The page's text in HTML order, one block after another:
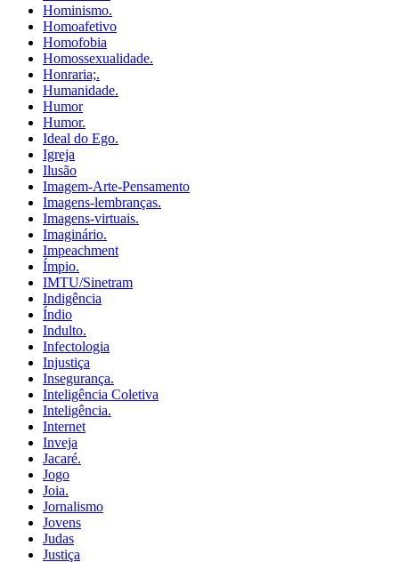
Hominismo.
Homoafetivo
Homofobia
Homossexualidade.
Honraria;.
Humanidade.
Humor
Humor.
Ideal do Ego.
Igreja
Ilusão
Imagem-Arte-Pensamento
Imagens-lembranças.
Imagens-virtuais.
Imaginário.
Impeachment
Ímpio.
IMTU/Sinetram
Indigência
Índio
Indulto.
Infectologia
Injustiça
Insegurança.
Inteligência Coletiva
Inteligência.
Internet
Inveja
Jacaré.
Jogo
Joia.
Jornalismo
Jovens
Judas
Justiça